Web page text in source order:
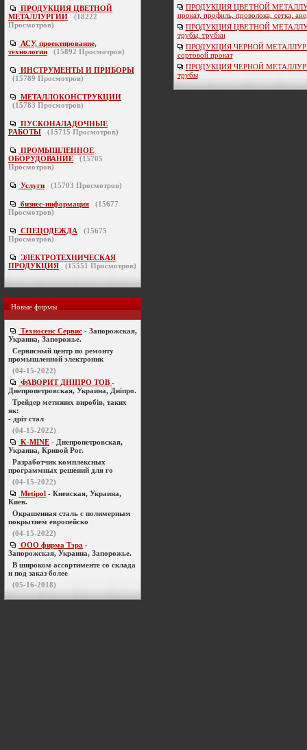
ПРОДУКЦИЯ ЦВЕТНОЙ
МЕТАЛЛУРГИИ
(18222
Просмотров)
АСУ, проектирование,
технологии
(15892 Просмотров)
ИНСТРУМЕНТЫ И ПРИБОРЫ
(15789 Просмотров)
МЕТАЛЛОКОНСТРУКЦИИ
(15783 Просмотров)
ПУСКОНАЛАДОЧНЫЕ
РАБОТЫ
(15715 Просмотров)
ПРОМЫШЛЕННОЕ
ОБОРУДОВАНИЕ
(15705
Просмотров)
Услуги (15703 Просмотров)
бизнес-информация (15677
Просмотров)
СПЕЦОДЕЖДА (15675
Просмотров)
ЭЛЕКТРОТЕХНИЧЕСКАЯ
ПРОДУКЦИЯ
(15551 Просмотров)
Новые фирмы
Техносенс Сервис - Запорожская,
Украина, Запорожье.
Cервисный центр по ремонту
промышленной электроник
(04-15-2022)
ФАВОРИТ ДНІПРО ТОВ -
Днепропетровская, Украина, Дніпро.
Трейдер метизних виробів, таких
як:
- дріт стал
(04-15-2022)
K-MINE - Днепропетровская,
Украина, Кривой Рог.
Разработчик комплексных
программных решений для го
(04-15-2022)
Metipol - Киевская, Украина,
Киев.
Окрашенная сталь с полимерным
покрытием европейско
(04-15-2022)
ООО фирма Тэра -
Запорожская, Украина, Запорожье.
В широком ассортименте со склада
и под заказ более
(05-16-2018)
ПРОДУКЦИЯ ЦВЕТНОЙ
прокат, профиль, проволока, сетка,
ПРОДУКЦИЯ ЦВЕТНОЙ
трубы, трубки
ПРОДУКЦИЯ ЧЕРНОЙ
сортовой прокат
ПРОДУКЦИЯ ЧЕРНОЙ
трубы